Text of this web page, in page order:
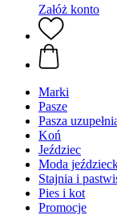
Załóż konto
Marki
Pasze
Pasza
Koń
Jeździec
Moda
Stajnia i
Pies i kot
Promocje